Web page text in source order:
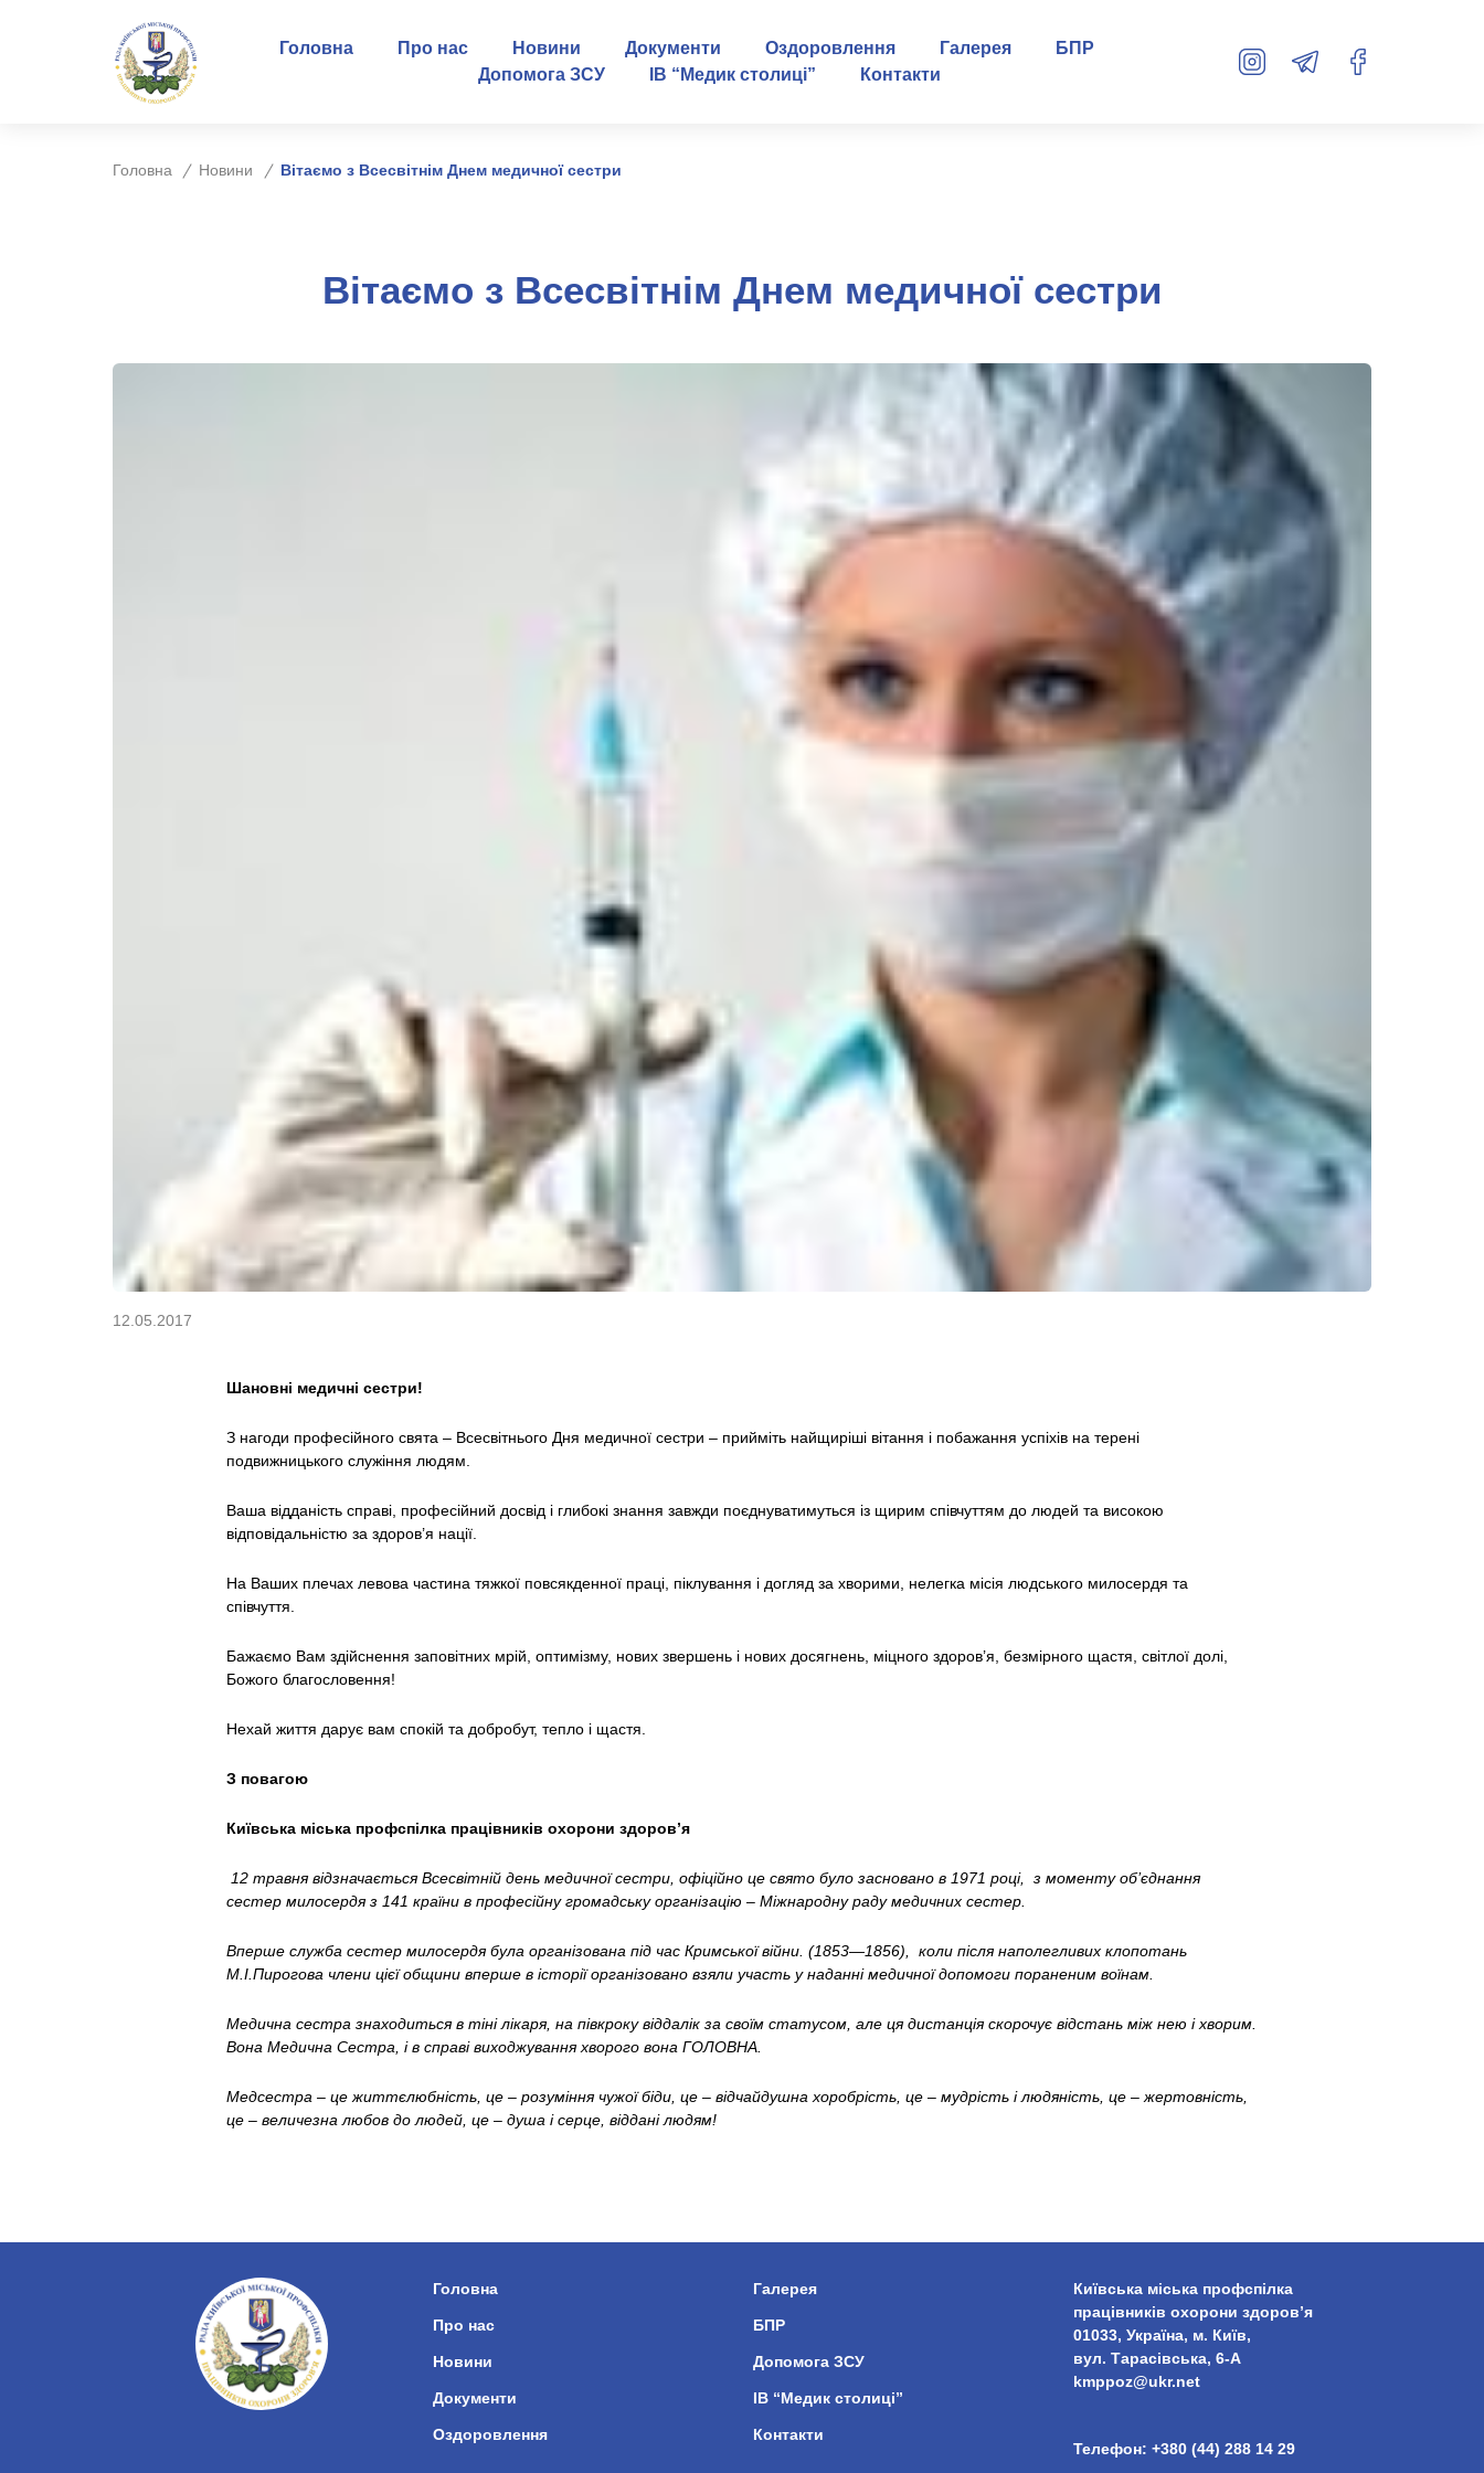
Головна Про нас Новини Документи Оздоровлення Галерея
БПР
Допомога ЗСУ
ІВ “Медик столиці” Контакти
Головна Новини Вітаємо з Всесвітнім Днем медичної сестри
Вітаємо з Всесвітнім Днем медичної сестри
12.05.2017
Шановні медичні сестри!
З нагоди професійного свята – Всесвітнього Дня медичної сестри – прийміть найщиріші вітання і побажання успіхів на терені
подвижницького служіння людям.
Ваша відданість справі, професійний досвід і глибокі знання завжди поєднуватимуться із щирим співчуттям до людей та високою
відповідальністю за здоров’я нації.
На Ваших плечах левова частина тяжкої повсякденної праці, піклування і догляд за хворими, нелегка місія людського милосердя та
співчуття.
Бажаємо Вам здійснення заповітних мрій, оптимізму, нових звершень і нових досягнень, міцного здоров’я, безмірного щастя, світлої долі,
Божого благословення!
Нехай життя дарує вам спокій та добробут, тепло і щастя.
З повагою
Київська міська профспілка працівників охорони здоров’я
12 травня відзначається Всесвітній день медичної сестри, офіційно це свято було засновано в 1971 році, з моменту об’єднання
сестер милосердя з 141 країни в професійну громадську організацію – Міжнародну раду медичних сестер.
Вперше служба сестер милосердя була організована під час Кримської війни. (1853—1856), коли після наполегливих клопотань
М.І.Пирогова члени цієї общини вперше в історії організовано взяли участь у наданні медичної допомоги пораненим воїнам.
Медична сестра знаходиться в тіні лікаря, на півкроку віддалік за своїм статусом, але ця дистанція скорочує відстань між нею і хворим.
Вона Медична Сестра, і в справі виходжування хворого вона ГОЛОВНА.
Медсестра – це життєлюбність, це – розуміння чужої біди, це – відчайдушна хоробрість, це – мудрість і людяність, це – жертовність,
це – величезна любов до людей, це – душа і серце, віддані людям!
Головна
Про нас
Новини
Документи
Оздоровлення
Галерея
БПР
Допомога ЗСУ
ІВ “Медик столиці”
Контакти
Київська міська профспілка
працівників охорони здоров’я
01033, Україна, м. Київ,
вул. Тарасівська, 6-А
kmppoz@ukr.net
Телефон: +380 (44) 288 14 29